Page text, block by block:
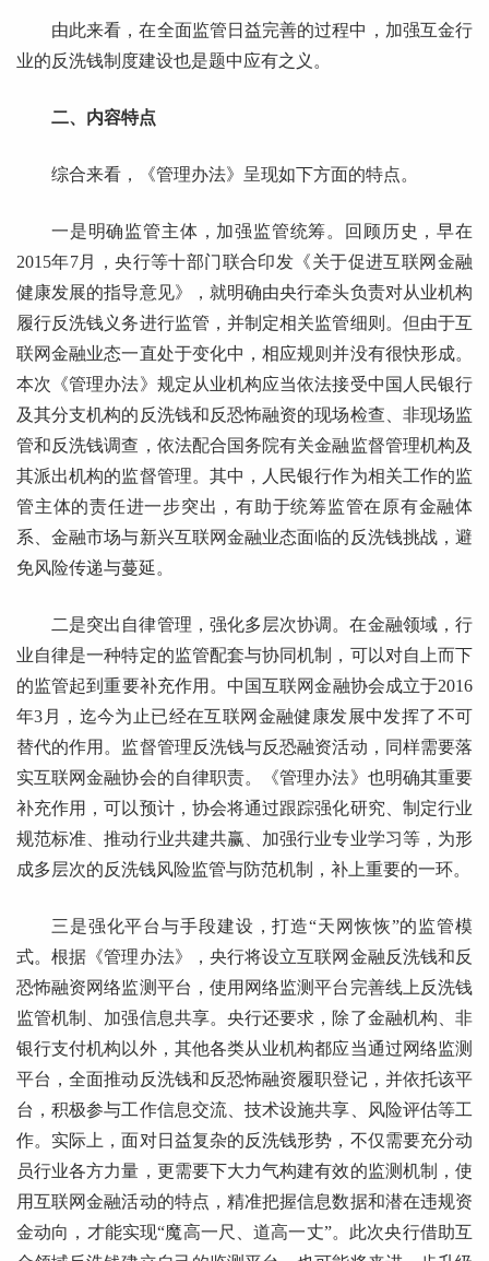
由此来看，在全面监管日益完善的过程中，加强互金行
业的反洗钱制度建设也是题中应有之义。
二、内容特点
综合来看，《管理办法》呈现如下方面的特点。
一是明确监管主体，加强监管统筹。回顾历史，早在
2015年7月，央行等十部门联合印发《关于促进互联网金融
健康发展的指导意见》，就明确由央行牵头负责对从业机构
履行反洗钱义务进行监管，并制定相关监管细则。但由于互
联网金融业态一直处于变化中，相应规则并没有很快形成。
本次《管理办法》规定从业机构应当依法接受中国人民银行
及其分支机构的反洗钱和反恐怖融资的现场检查、非现场监
管和反洗钱调查，依法配合国务院有关金融监督管理机构及
其派出机构的监督管理。其中，人民银行作为相关工作的监
管主体的责任进一步突出，有助于统筹监管在原有金融体
系、金融市场与新兴互联网金融业态面临的反洗钱挑战，避
免风险传递与蔓延。
二是突出自律管理，强化多层次协调。在金融领域，行
业自律是一种特定的监管配套与协同机制，可以对自上而下
的监管起到重要补充作用。中国互联网金融协会成立于2016
年3月，迄今为止已经在互联网金融健康发展中发挥了不可
替代的作用。监督管理反洗钱与反恐融资活动，同样需要落
实互联网金融协会的自律职责。《管理办法》也明确其重要
补充作用，可以预计，协会将通过跟踪强化研究、制定行业
规范标准、推动行业共建共赢、加强行业专业学习等，为形
成多层次的反洗钱风险监管与防范机制，补上重要的一环。
三是强化平台与手段建设，打造“天网恢恢”的监管模
式。根据《管理办法》，央行将设立互联网金融反洗钱和反
恐怖融资网络监测平台，使用网络监测平台完善线上反洗钱
监管机制、加强信息共享。央行还要求，除了金融机构、非
银行支付机构以外，其他各类从业机构都应当通过网络监测
平台，全面推动反洗钱和反恐怖融资履职登记，并依托该平
台，积极参与工作信息交流、技术设施共享、风险评估等工
作。实际上，面对日益复杂的反洗钱形势，不仅需要充分动
员行业各方力量，更需要下大力气构建有效的监测机制，使
用互联网金融活动的特点，精准把握信息数据和潜在违规资
金动向，才能实现“魔高一尺、道高一丈”。此次央行借助互